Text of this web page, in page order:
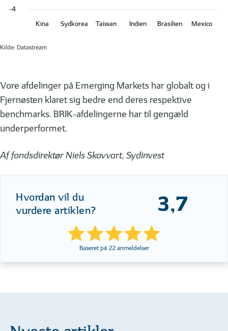
Kina Sydkorea Taiwan Indien Brasilien Mexico
-4
Kilde: Datastream
Vore afdelinger på Emerging Markets har globalt og i
Fjernøsten klaret sig bedre end deres respektive
benchmarks. BRIK-afdelingerne har til gengæld
underperformet.
Af fondsdirektør Niels Skovvart, Sydinvest
Hvordan vil du
vurdere artiklen?
3,7
Baseret på 22anmeldelser